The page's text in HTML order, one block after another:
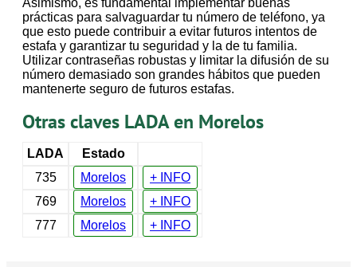
prácticas para salvaguardar tu número de teléfono, ya
que esto puede contribuir a evitar futuros intentos de
estafa y garantizar tu seguridad y la de tu familia.
Utilizar contraseñas robustas y limitar la difusión de su
número demasiado son grandes hábitos que pueden
mantenerte seguro de futuros estafas.
Otras claves LADA en Morelos
LADA
Estado
735
Morelos
+ INFO
769
Morelos
+ INFO
777
Morelos + INFO